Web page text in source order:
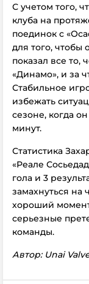
С учетом того,
клуба на
поединок с
для того,
показал все то,
«Динамо», и за
Стабильное
избежать
сезоне, когда
минут.
Статистика
«Реале
гола и 3
замахнуться на
хороший
серьезные
команды.
Автор: Unai